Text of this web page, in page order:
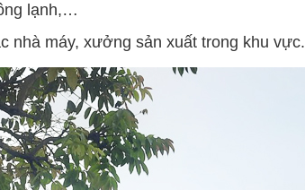
lạnh,…
nhà máy, xưởng sản xuất trong khu vực.